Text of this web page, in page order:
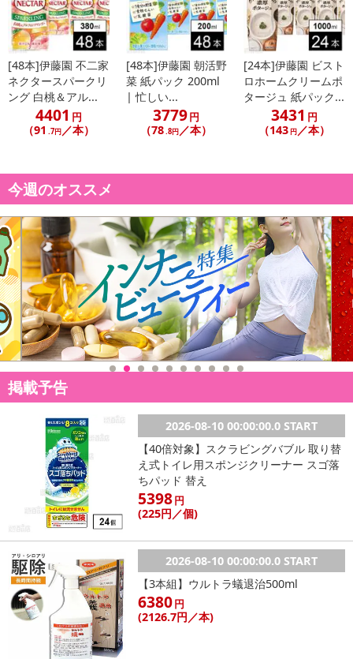
[48本]伊藤園 不二家
ネクタースパークリ
ング 白桃＆アル...
4401 円
（91 .7円／本）
[48本]伊藤園 朝活野
菜 紙パック 200ml
| 忙しい...
3779円
（78.8円／本）
[24本]伊藤園 ビスト
ロホームクリームポ
タージュ 紙パック...
3431 円
（143 円／本）
今週のオススメ
掲載予告
2026-08-10 00:00:00.0 START
【40倍対象】スクラビングバブル 取り替
え式トイレ用スポンジクリーナー スゴ落
ちパッド 替え
5398円
(225円 ／個)
2026-08-10 00:00:00.0 START
【3本組】ウルトラ蟻退治500ml
6380円
(2126.7円 ／本)